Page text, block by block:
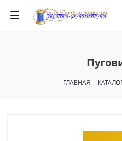
ГЛАВНАЯ -